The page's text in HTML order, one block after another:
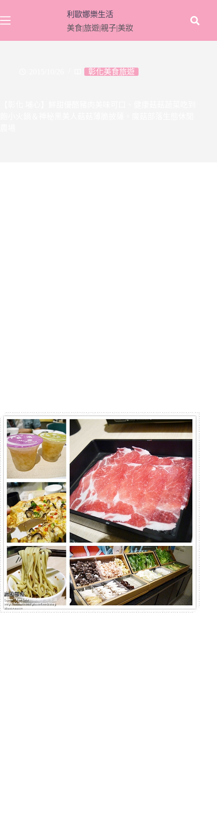
至
要
利歐娜樂生活
美食|旅遊|親子|美妝
彰化美食旅遊